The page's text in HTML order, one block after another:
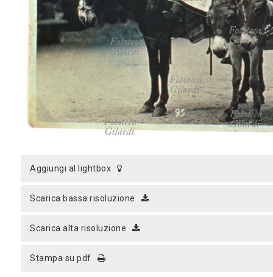
aggiungi al lightbox
scarica bassa risoluzione
scarica alta risoluzione
stampa su pdf